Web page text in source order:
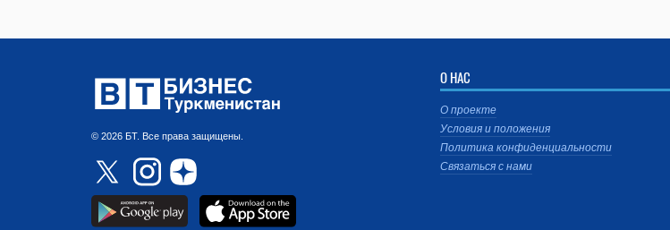
© 2026 БТ. Все права защищены.
О НАС
О проекте
Условия и положения
Политика конфиденциальности
Связаться с нами